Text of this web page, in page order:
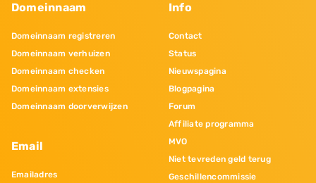
Domeinnaam
Domeinnaam registreren
Domeinnaam verhuizen
Domeinnaam checken
Domeinnaam extensies
Domeinnaam doorverwijzen
Email
Emailadres
Info
Contact
Status
Nieuwspagina
Blogpagina
Forum
Affiliate programma
MVO
Niet tevreden geld terug
Geschillencommissie